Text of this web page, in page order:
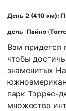
День 2 (410 км):
дель-Пайнэ (
Вам придется
чтобы
знаменитых
парк Торрес-
множество